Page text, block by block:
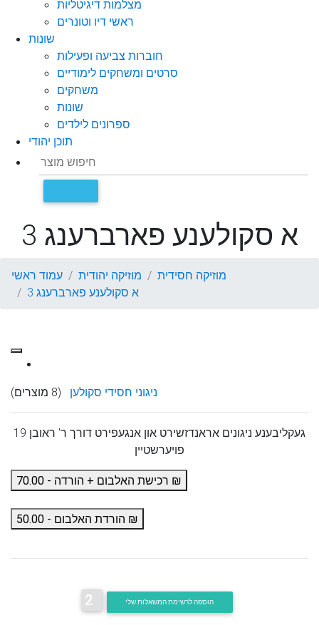
מצלמות דיגיטליות
ראשי דיו וטונרים
שונות
חוברות צביעה ופעילות
סרטים ומשחקים לימודיים
משחקים
שונות
ספרונים לילדים
תוכן יהודי
א סקולענע פארברענג 3
עמוד ראשי מוזיקה יהודית
מוזיקה חסידית
א סקולענע פארברענג 3
ניגוני חסידי סקולען (8 מוצרים)
19 געקליבענע ניגונים אראנדזשירט און אנגעפירט דורך ר' ראובן
פויערשטיין
רכישת האלבום + הורדה - 70.00 ₪
הורדת האלבום - 50.00 ₪
2 הוספה לרשימת המשאלות שלי